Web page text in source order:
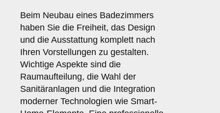
Beim Neubau eines Badezimmers
haben Sie die Freiheit, das Design
und die Ausstattung komplett nach
Ihren Vorstellungen zu gestalten.
Wichtige Aspekte sind die
Raumaufteilung, die Wahl der
Sanitäranlagen und die Integration
moderner Technologien wie Smart-